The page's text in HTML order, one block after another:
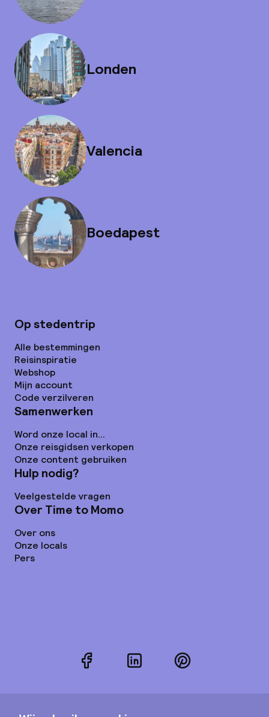
Londen
Valencia
Boedapest
Op stedentrip
Alle bestemmingen
Reisinspiratie
Webshop
Mijn account
Code verzilveren
Samenwerken
Word onze local in...
Onze reisgidsen verkopen
Onze content gebruiken
Hulp nodig?
Veelgestelde vragen
Over Time to Momo
Over ons
Onze locals
Pers
FacebookLinkedInPinterest